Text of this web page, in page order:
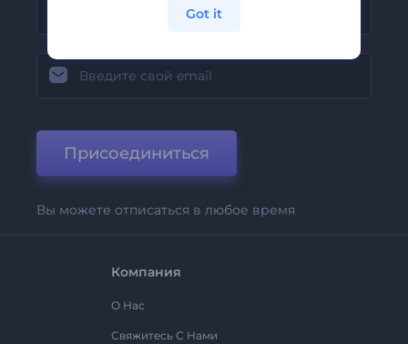
Присоединиться
Вы можете отписаться в любое время
Компания
О Нас
Свяжитесь С Нами
Got it